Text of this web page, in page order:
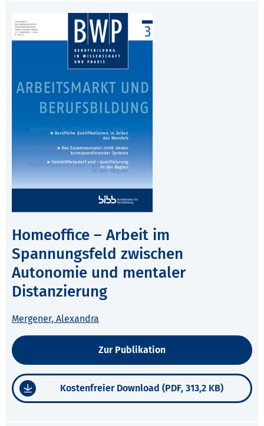
Homeoffice – Arbeit im
Spannungsfeld zwischen
Autonomie und mentaler
Distanzierung
Mergener, Alexandra
Zur Publikation
Kostenfreier Download (PDF, 313,2 KB)